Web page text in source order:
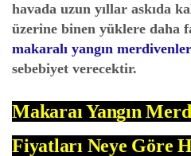
havada uzun yıllar askıda
üzerine binen yüklere daha
makaralı yangın
sebebiyet verecektir.
Makaraı Yangın
Fiyatları Neye Göre